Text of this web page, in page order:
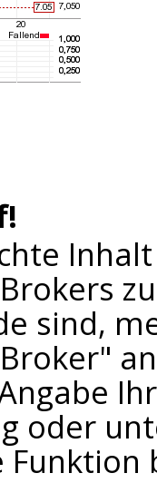
sind,
oder
Funktion